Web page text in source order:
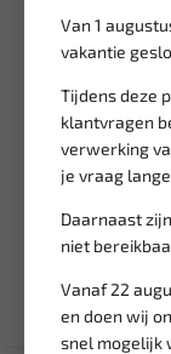
Van 1
vakantie
Tijdens deze
klantvragen
verwerking
je vraag
Daarnaast
niet
Vanaf 22
en doen wij
snel mogelijk
Tijdelijk
uitverkocht
vast 18Nm voor
71,02